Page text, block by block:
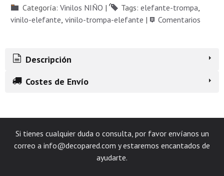
Categoría: Vinilos NIÑO | Tags: elefante-trompa
vinilo-elefante vinilo-trompa-elefante | Comentarios
Descripción
Costes de Envío
Si tienes cualquier duda o consulta, por favor envíanos un
correo a info@decopared.com y estaremos encantados de
ayudarte.